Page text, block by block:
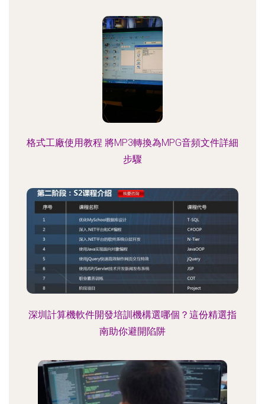
格式工廠使用教程 將MP3轉換為MPG音頻文件詳細
步驟
深圳計算機軟件開發培訓機構選哪個？這份精選指
南助你避開陷阱